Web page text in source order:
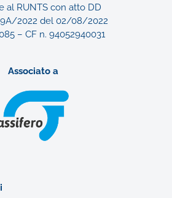
al RUNTS con atto DD
2022 del 02/08/2022
– CF n. 94052940031
Associato a